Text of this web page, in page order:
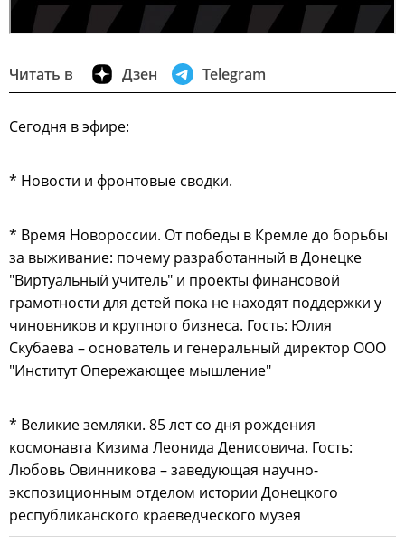
Читать в Дзен Telegram
Сегодня в эфире:
* Новости и фронтовые сводки.
* Время Новороссии. От победы в Кремле до борьбы
за выживание: почему разработанный в Донецке
"Виртуальный учитель" и проекты финансовой
грамотности для детей пока не находят поддержки у
чиновников и крупного бизнеса. Гость: Юлия
Скубаева – основатель и генеральный директор ООО
"Институт Опережающее мышление"
* Великие земляки. 85 лет со дня рождения
космонавта Кизима Леонида Денисовича. Гость:
Любовь Овинникова – заведующая научно-
экспозиционным отделом истории Донецкого
республиканского краеведческого музея